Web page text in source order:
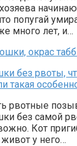
попугай
много лет, и…
без рвоты,
такая
рвотные
без самой
Кот
у него…